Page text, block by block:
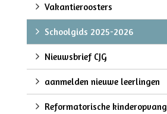
Vakantieroosters
Schoolgids 2025-2026
Nieuwsbrief CJG
aanmelden nieuwe leerlingen
Reformatorische kinderopvang